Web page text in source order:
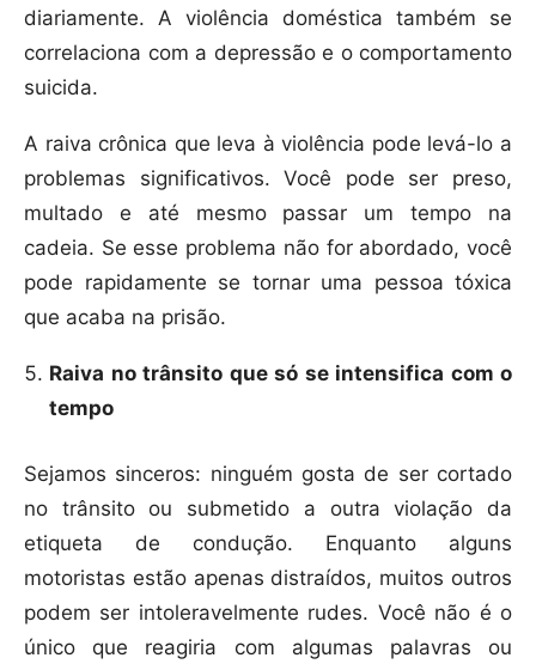
diariamente. A violência doméstica também se
correlaciona com a depressão e o comportamento
suicida.
A raiva crônica que leva à violência pode levá-lo a
problemas significativos. Você pode ser preso,
multado e até mesmo passar um tempo na
cadeia. Se esse problema não for abordado, você
pode rapidamente se tornar uma pessoa tóxica
que acaba na prisão.
Raiva no trânsito que só se intensifica com o
tempo
Sejamos sinceros: ninguém gosta de ser cortado
no trânsito ou submetido a outra violação da
etiqueta de condução. Enquanto alguns
motoristas estão apenas distraídos, muitos outros
podem ser intoleravelmente rudes. Você não é o
único que reagiria com algumas palavras ou